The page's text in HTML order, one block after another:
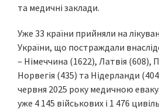
та медичні заклади.
Уже 33 країни прийняли на
України, що постраждали
– Німеччина (1622), Латвія (608),
Норвегія (435) та Нідерланди
червня 2025 року медичною
уже 4 145 військових і 1 476